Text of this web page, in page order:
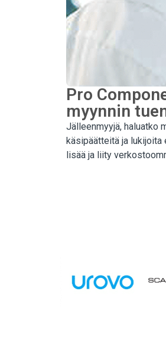
Pro
myynnin
Jälleenmyyjä, haluatko
käsipäätteitä ja
lisää ja liity